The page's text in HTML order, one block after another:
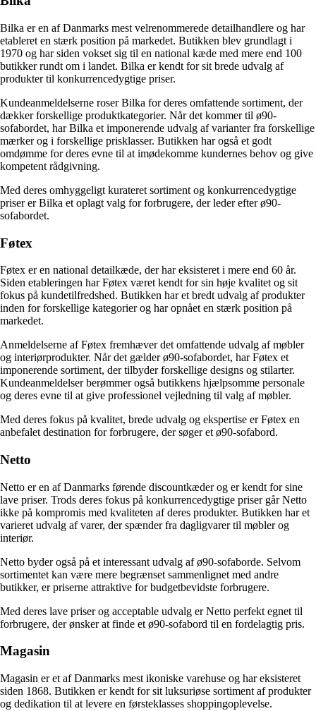
Bilka er en af Danmarks mest velrenommerede detailhandlere og har
etableret en stærk position på markedet. Butikken blev grundlagt i
1970 og har siden vokset sig til en national kæde med mere end 100
butikker rundt om i landet. Bilka er kendt for sit brede udvalg af
produkter til konkurrencedygtige priser.
Kundeanmeldelserne roser Bilka for deres omfattende sortiment, der
dækker forskellige produktkategorier. Når det kommer til ø90-
sofabordet, har Bilka et imponerende udvalg af varianter fra forskellige
mærker og i forskellige prisklasser. Butikken har også et godt
omdømme for deres evne til at imødekomme kundernes behov og give
kompetent rådgivning.
Med deres omhyggeligt kurateret sortiment og konkurrencedygtige
priser er Bilka et oplagt valg for forbrugere, der leder efter ø90-
sofabordet.
Føtex
Føtex er en national detailkæde, der har eksisteret i mere end 60 år.
Siden etableringen har Føtex været kendt for sin høje kvalitet og sit
fokus på kundetilfredshed. Butikken har et bredt udvalg af produkter
inden for forskellige kategorier og har opnået en stærk position på
markedet.
Anmeldelserne af Føtex fremhæver det omfattende udvalg af møbler
og interiørprodukter. Når det gælder ø90-sofabordet, har Føtex et
imponerende sortiment, der tilbyder forskellige designs og stilarter.
Kundeanmeldelser berømmer også butikkens hjælpsomme personale
og deres evne til at give professionel vejledning til valg af møbler.
Med deres fokus på kvalitet, brede udvalg og ekspertise er Føtex en
anbefalet destination for forbrugere, der søger et ø90-sofabord.
Netto
Netto er en af Danmarks førende discountkæder og er kendt for sine
lave priser. Trods deres fokus på konkurrencedygtige priser går Netto
ikke på kompromis med kvaliteten af deres produkter. Butikken har et
varieret udvalg af varer, der spænder fra dagligvarer til møbler og
interiør.
Netto byder også på et interessant udvalg af ø90-sofaborde. Selvom
sortimentet kan være mere begrænset sammenlignet med andre
butikker, er priserne attraktive for budgetbevidste forbrugere.
Med deres lave priser og acceptable udvalg er Netto perfekt egnet til
forbrugere, der ønsker at finde et ø90-sofabord til en fordelagtig pris.
Magasin
Magasin er et af Danmarks mest ikoniske varehuse og har eksisteret
siden 1868. Butikken er kendt for sit luksuriøse sortiment af produkter
og dedikation til at levere en førsteklasses shoppingoplevelse.